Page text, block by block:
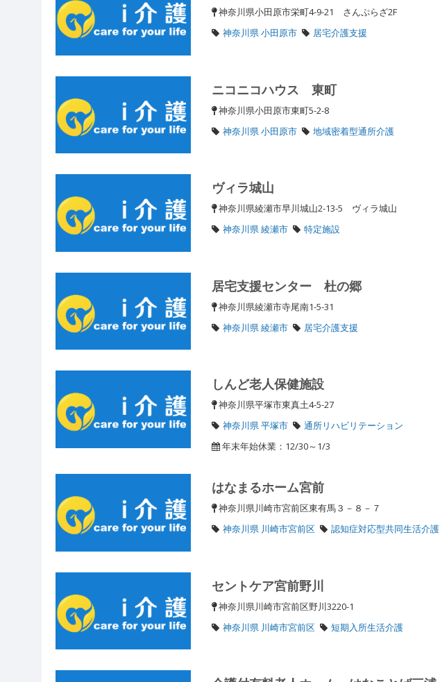
神奈川県小田原市栄町4-9-21 さんぷらざ2F
神奈川県 小田原市
居宅介護支援
ニコニコハウス 東町
神奈川県小田原市東町5-2-8
神奈川県 小田原市
地域密着型通所介護
ヴィラ城山
神奈川県綾瀬市早川城山2-13-5 ヴィラ城山
神奈川県 綾瀬市
特定施設
居宅支援センター 杜の郷
神奈川県綾瀬市寺尾南1-5-31
神奈川県 綾瀬市
居宅介護支援
しんど老人保健施設
神奈川県平塚市東真土4-5-27
神奈川県 平塚市
通所リハビリテーション
年末年始休業：12/30～1/3
はなまるホーム宮前
神奈川県川崎市宮前区東有馬３－８－７
神奈川県 川崎市宮前区
認知症対応型共同生活介護
セントケア宮前野川
神奈川県川崎市宮前区野川3220-1
神奈川県 川崎市宮前区
短期入所生活介護